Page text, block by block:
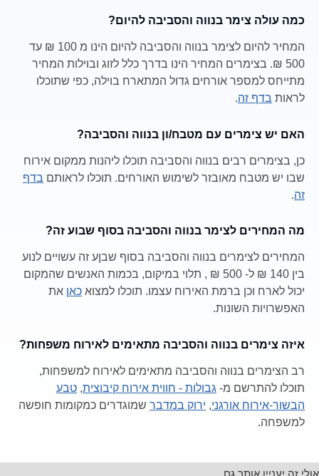
כמה עולה צימר בנווה והסביבה להיום?
המחיר להיום לצימר בנווה והסביבה להיום הינו מ 100 ₪ עד
500 ₪. בצימרים המחיר הינו בדרך כלל לזוג ובוילות המחיר
מתייחס למספר אורחים גדול המתארח בוילה, כפי שתוכלו
לראות בדף זה.
האם יש צימרים עם מטבח/ון בנווה והסביבה?
כן, בצימרים רבים בנווה והסביבה תוכלו ליהנות ממקום אירוח
שבו יש מטבח מאובזר לשימוש האורחים. תוכלו לראותם בדף
זה.
מה המחירים לצימר בנווה והסביבה בסוף שבוע זה?
המחירים לצימרים בנווה והסביבה בסוף שבןע זה עשויים לנוע
בין 140 ₪ ל- 500 ₪ , תלוי במיקום, בכמות האנשים שהמקום
יכול לארח וכן ברמת האירוח עצמו. תוכלו למצוא כאן את
האפשרויות השונות.
איזה צימרים בנווה והסביבה מתאימים לאירוח משפחות?
רב הצימרים בנווה והסביבה מתאימים לאירוח למשפחות,
תוכלו להתרשם מ- גבולות - חווית אירוח קיבוצית, טבע
הבשור-אירוח אורגני, ירוק במדבר שמוגדרים כמקומות חופשה
למשפחה.
אולי זה יעניין אותך גם